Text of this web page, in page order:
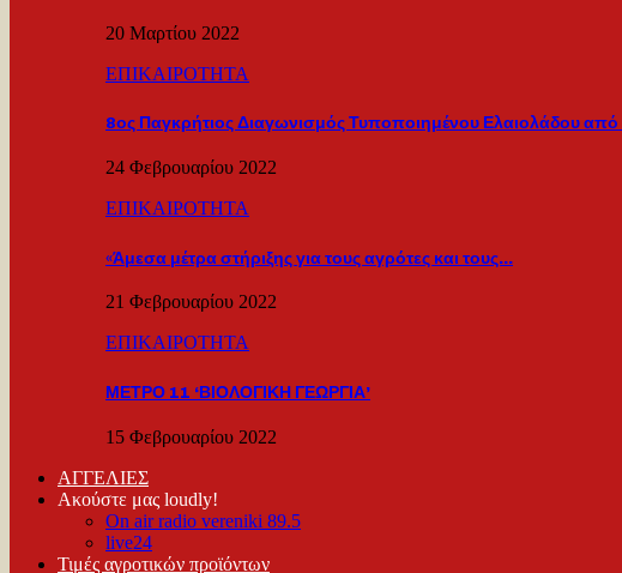
20 Μαρτίου 2022
ΕΠΙΚΑΙΡΟΤΗΤΑ
8ος Παγκρήτιος Διαγωνισμός Τυποποιημένου Ελαιολάδου από
24 Φεβρουαρίου 2022
ΕΠΙΚΑΙΡΟΤΗΤΑ
«Άμεσα μέτρα στήριξης για τους αγρότες και τους…
21 Φεβρουαρίου 2022
ΕΠΙΚΑΙΡΟΤΗΤΑ
ΜΕΤΡΟ 11 ‘ΒΙΟΛΟΓΙΚΗ ΓΕΩΡΓΙΑ’
15 Φεβρουαρίου 2022
ΑΓΓΕΛΙΕΣ
Ακούστε μας loudly!
On air radio vereniki 89.5
live24
Τιμές αγροτικών προϊόντων